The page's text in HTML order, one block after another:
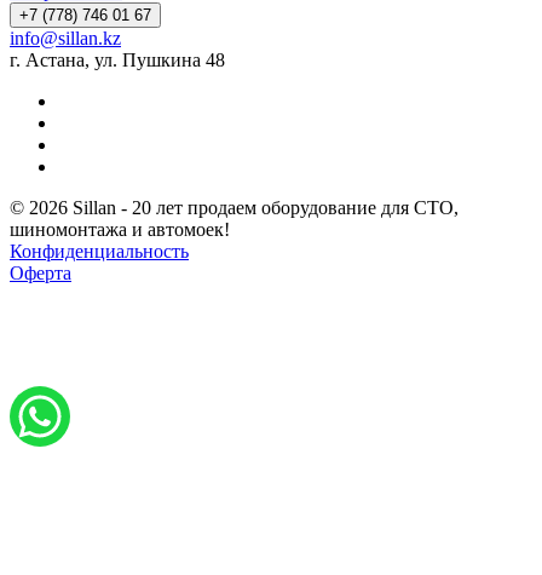
+7 (778) 746 01 67
info@sillan.kz
г. Астана, ул. Пушкина 48
© 2026 Sillan - 20 лет продаем оборудование для СТО,
шиномонтажа и автомоек!
Конфиденциальность
Оферта